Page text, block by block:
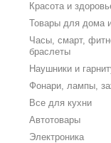
Красота и
Товары для дома
Часы, смарт,
браслеты
Наушники и
Фонари, лампы,
Все для кухни
Автотовары
Электроника